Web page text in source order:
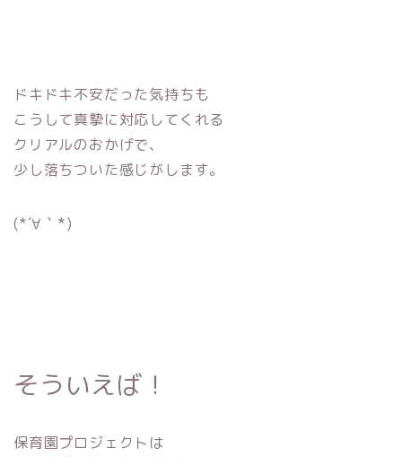
ドキドキ不安だった気持ちも
こうして真摯に対応してくれる
クリアルのおかげで、
少し落ちついた感じがします。
(*´∀｀*)
そういえば！
保育園プロジェクトは